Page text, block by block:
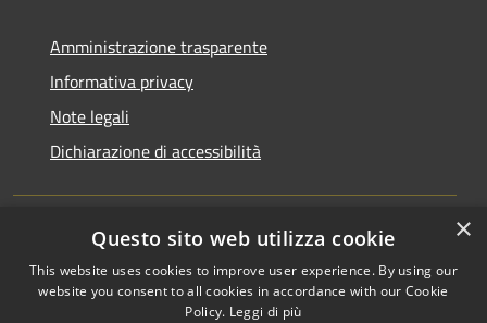
Amministrazione trasparente
Informativa privacy
Note legali
Dichiarazione di accessibilità
RSS
Accessibilità
Copyright © 2026 • Comune di
Monchio delle Corti • Powered
byMunicipium
×
Questo sito web utilizza cookie
This website uses cookies to improve user experience. By using our
website you consent to all cookies in accordance with our Cookie
Policy. Leggi di più